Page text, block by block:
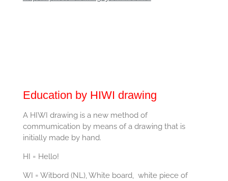
Education by HIWI drawing
A HIWI drawing is a new method of
commumication by means of a drawing that is
initially made by hand.
HI = Hello!
WI = Witbord (NL), White board, white piece of